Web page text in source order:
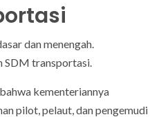
dan menengah.
SDM transportasi.
bahwa kementeriannya
pilot, pelaut, dan pengemudi